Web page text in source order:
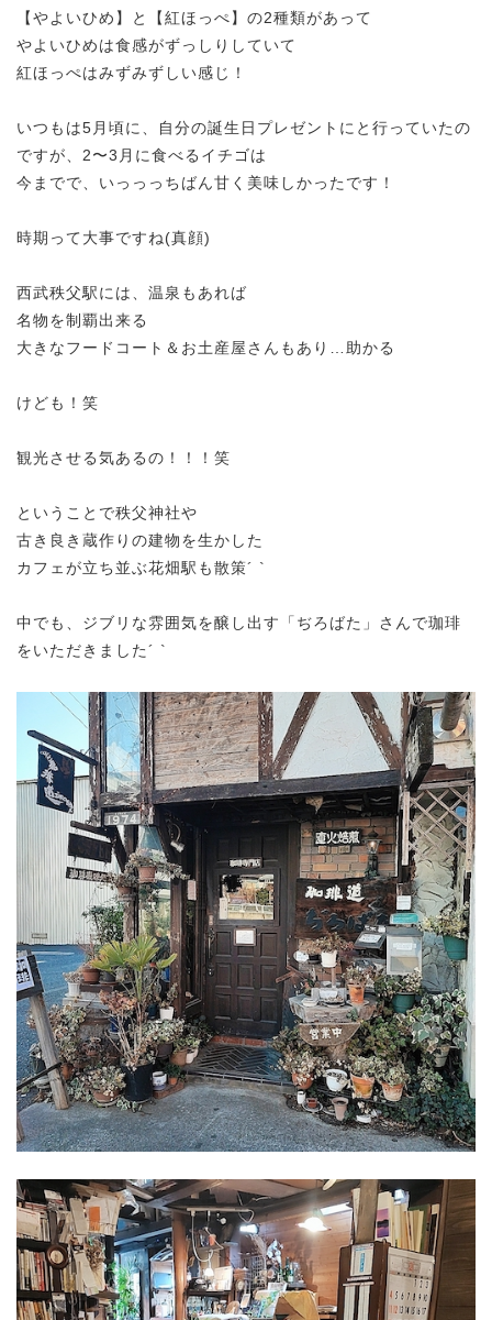
【やよいひめ】と【紅ほっぺ】の2種類があって
やよいひめは食感がずっしりしていて
紅ほっぺはみずみずしい感じ！
いつもは5月頃に、自分の誕生日プレゼントにと行っていたの
ですが、2〜3月に食べるイチゴは
今までで、いっっっちばん甘く美味しかったです！
時期って大事ですね(真顔)
西武秩父駅には、温泉もあれば
名物を制覇出来る
大きなフードコート＆お土産屋さんもあり…助かる
けども！笑
観光させる気あるの！！！笑
ということで秩父神社や
古き良き蔵作りの建物を生かした
カフェが立ち並ぶ花畑駅も散策´ `
中でも、ジブリな雰囲気を醸し出す「ぢろばた」さんで珈琲
をいただきました´ `